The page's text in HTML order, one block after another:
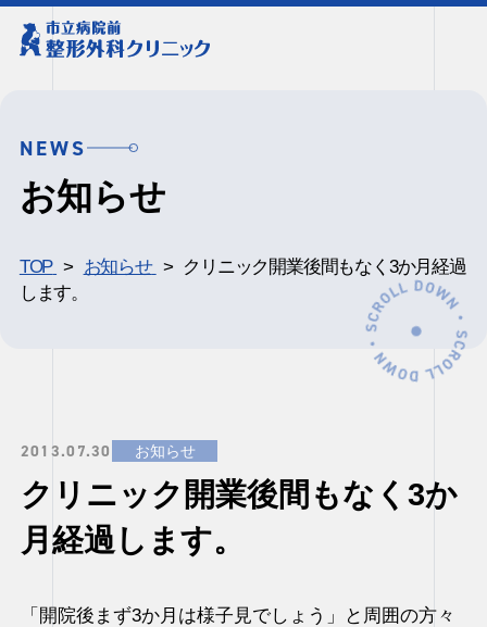
NEWS
お知らせ
TOP お知らせ
クリニック開業後間もなく3か月経過
します。
2013.07.30 お知らせ
クリニック開業後間もなく3か
月経過します。
「開院後まず3か月は様子見でしょう」と周囲の方々